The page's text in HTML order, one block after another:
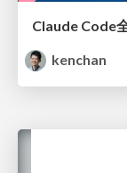
kenchan